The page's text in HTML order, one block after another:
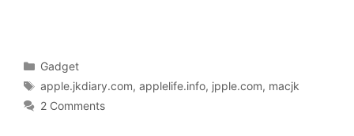
Categories
Gadget
Tags
apple.jkdiary.com,applelife.info, jpple.com, macjk
2 Comments